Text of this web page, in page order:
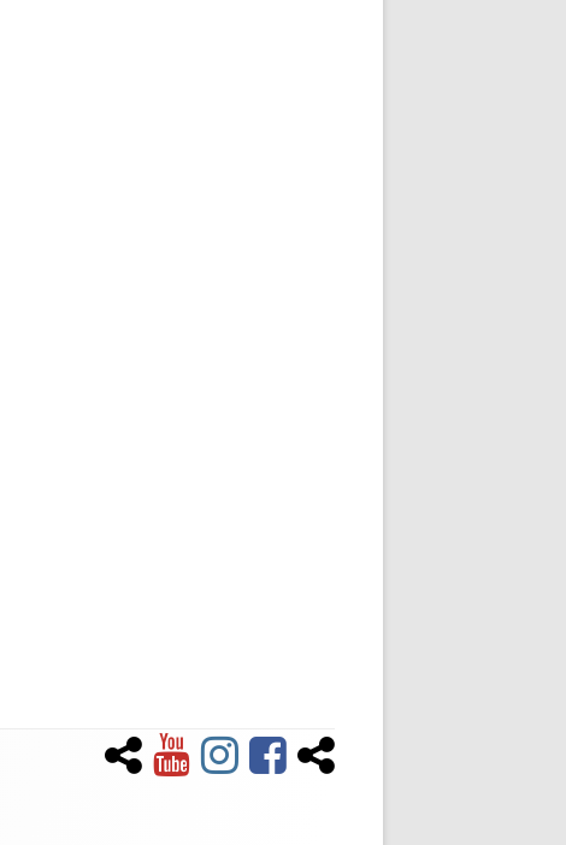
NewsletterYouTubeInstagramFacebookTiktok